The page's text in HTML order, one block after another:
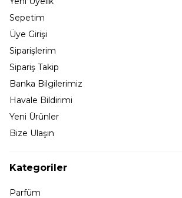
Sepetim
Üye Girişi
Siparişlerim
Sipariş Takip
Banka Bilgilerimiz
Havale Bildirimi
Yeni Ürünler
Bize Ulaşın
Kategoriler
Parfüm